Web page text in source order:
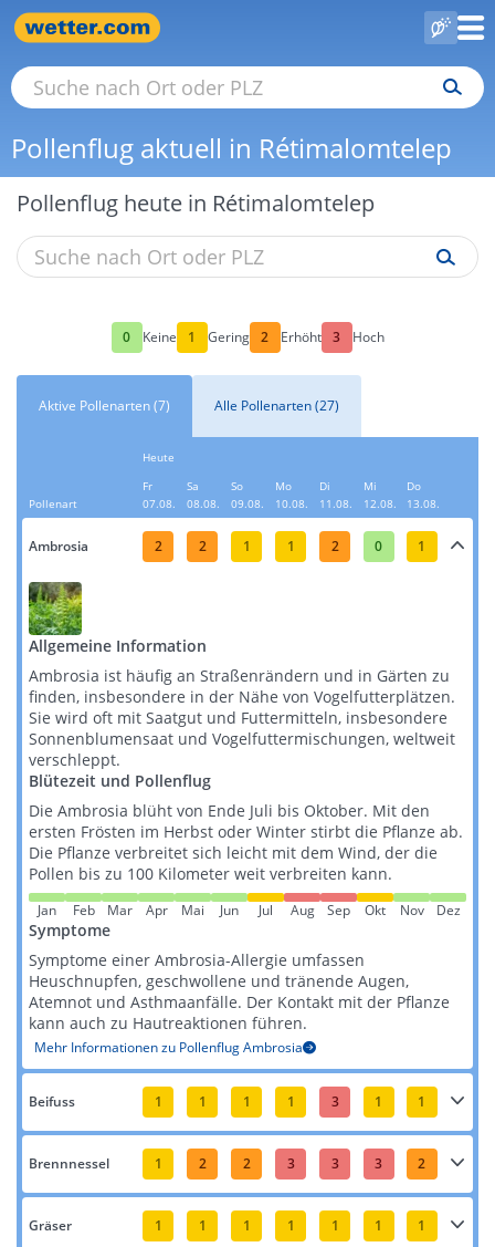
Pollenflug aktuell in Rétimalomtelep
Pollenflug heute in Rétimalomtelep
0 Keine 1 Gering 2 Erhöht 3 Hoch
Aktive Pollenarten (7) Alle Pollenarten (27)
Pollenart
Heute
Fr
07.08.
Sa
08.08.
So
09.08.
Mo
10.08.
Di
11.08.
Mi
12.08.
Do
13.08.
Ambrosia 2 2 1 1 2 0 1
Allgemeine Information
Ambrosia ist häufig an Straßenrändern und in Gärten zu
finden, insbesondere in der Nähe von Vogelfutterplätzen.
Sie wird oft mit Saatgut und Futtermitteln, insbesondere
Sonnenblumensaat und Vogelfuttermischungen, weltweit
verschleppt​​​​.
Blütezeit und Pollenflug
Die Ambrosia blüht von Ende Juli bis Oktober. Mit den
ersten Frösten im Herbst oder Winter stirbt die Pflanze ab.
Die Pflanze verbreitet sich leicht mit dem Wind, der die
Pollen bis zu 100 Kilometer weit verbreiten kann​​.
Jan Feb Mar Apr Mai Jun Jul Aug Sep Okt Nov Dez
Symptome
Symptome einer Ambrosia-Allergie umfassen
Heuschnupfen, geschwollene und tränende Augen,
Atemnot und Asthmaanfälle. Der Kontakt mit der Pflanze
kann auch zu Hautreaktionen führen​​.
Mehr Informationen zu Pollenflug Ambrosia
Beifuss 1 1 1 1 3 1 1
Brennnessel 1 2 2 3 3 3 2
Gräser 1 1 1 1 1 1 1